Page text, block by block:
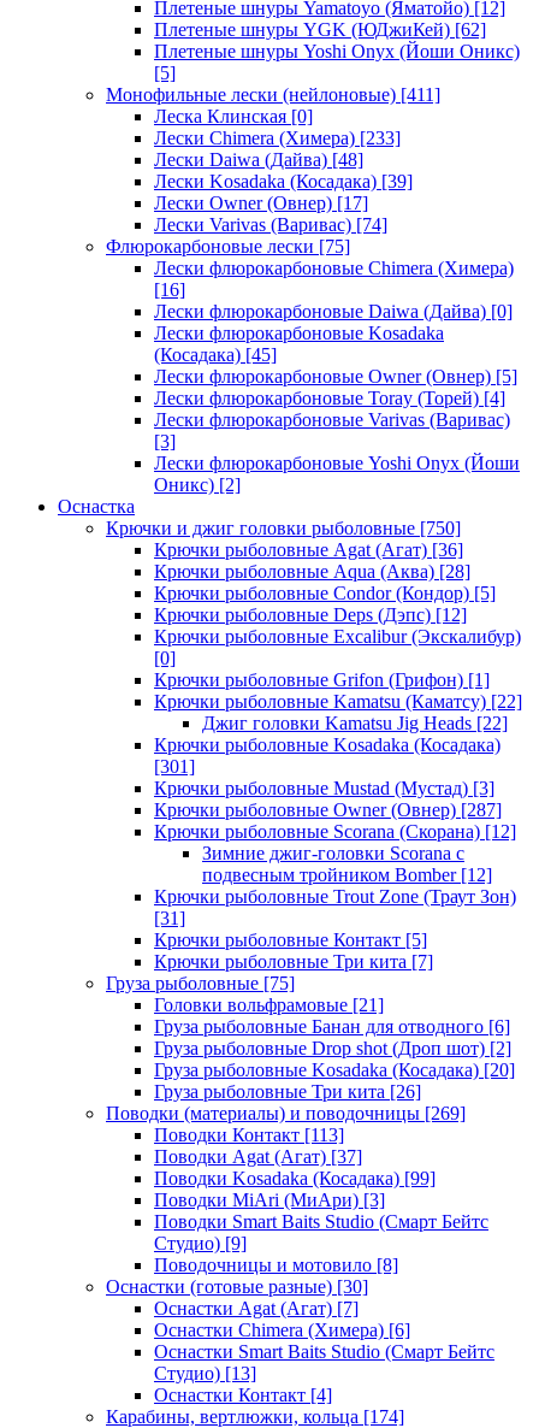
Плетеные шнуры Yamatoyo (Яматойо) [12]
Плетеные шнуры YGK (ЮДжиКей) [62]
Плетеные шнуры Yoshi Onyx (Йоши Оникс)
[5]
Монофильные лески (нейлоновые) [411]
Леска Клинская [0]
Лески Chimera (Химера) [233]
Лески Daiwa (Дайва) [48]
Лески Kosadaka (Косадака) [39]
Лески Owner (Овнер) [17]
Лески Varivas (Варивас) [74]
Флюрокарбоновые лески [75]
Лески флюрокарбоновые Chimera (Химера)
[16]
Лески флюрокарбоновые Daiwa (Дайва) [0]
Лески флюрокарбоновые Kosadaka
(Косадака) [45]
Лески флюрокарбоновые Owner (Овнер) [5]
Лески флюрокарбоновые Toray (Торей) [4]
Лески флюрокарбоновые Varivas (Варивас)
[3]
Лески флюрокарбоновые Yoshi Onyx (Йоши
Оникс) [2]
Оснастка
Крючки и джиг головки рыболовные [750]
Крючки рыболовные Agat (Агат) [36]
Крючки рыболовные Aqua (Аква) [28]
Крючки рыболовные Condor (Кондор) [5]
Крючки рыболовные Deps (Дэпс) [12]
Крючки рыболовные Excalibur (Экскалибур)
[0]
Крючки рыболовные Grifon (Грифон) [1]
Крючки рыболовные Kamatsu (Каматсу) [22]
Джиг головки Kamatsu Jig Heads [22]
Крючки рыболовные Kosadaka (Косадака)
[301]
Крючки рыболовные Mustad (Мустад) [3]
Крючки рыболовные Owner (Овнер) [287]
Крючки рыболовные Scorana (Скорана) [12]
Зимние джиг-головки Scorana с
подвесным тройником Bomber[12]
Крючки рыболовные Trout Zone (Траут Зон)
[31]
Крючки рыболовные Контакт [5]
Крючки рыболовные Три кита [7]
Груза рыболовные [75]
Головки вольфрамовые [21]
Груза рыболовные Банан для отводного [6]
Груза рыболовные Drop shot (Дроп шот) [2]
Груза рыболовные Kosadaka (Косадака) [20]
Груза рыболовные Три кита [26]
Поводки (материалы) и поводочницы [269]
Поводки Контакт [113]
Поводки Agat (Агат) [37]
Поводки Kosadaka (Косадака) [99]
Поводки MiAri (МиАри) [3]
Поводки Smart Baits Studio (Смарт Бейтс
Студио) [9]
Поводочницы и мотовило [8]
Оснастки (готовые разные) [30]
Оснастки Agat (Агат) [7]
Оснастки Chimera (Химера) [6]
Оснастки Smart Baits Studio (Смарт Бейтс
Студио) [13]
Оснастки Контакт [4]
Карабины, вертлюжки, кольца [174]